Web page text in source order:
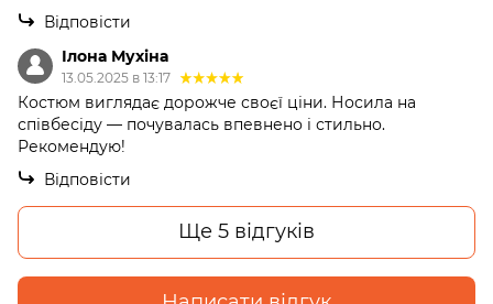
Відповісти
Ілона Мухіна
13.05.2025 в 13:17
Костюм виглядає дорожче своєї ціни. Носила на
співбесіду — почувалась впевнено і стильно.
Рекомендую!
Відповісти
Ще 5 відгуків